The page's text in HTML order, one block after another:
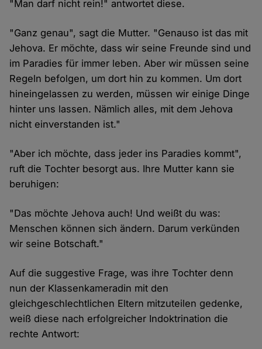
"Man darf nicht rein!" antwortet diese.
"Ganz genau", sagt die Mutter. "Genauso ist das mit
Jehova. Er möchte, dass wir seine Freunde sind und
im Paradies für immer leben. Aber wir müssen seine
Regeln befolgen, um dort hin zu kommen. Um dort
hineingelassen zu werden, müssen wir einige Dinge
hinter uns lassen. Nämlich alles, mit dem Jehova
nicht einverstanden ist."
"Aber ich möchte, dass jeder ins Paradies kommt",
ruft die Tochter besorgt aus. Ihre Mutter kann sie
beruhigen:
"Das möchte Jehova auch! Und weißt du was:
Menschen können sich ändern. Darum verkünden
wir seine Botschaft."
Auf die suggestive Frage, was ihre Tochter denn
nun der Klassenkameradin mit den
gleichgeschlechtlichen Eltern mitzuteilen gedenke,
weiß diese nach erfolgreicher Indoktrination die
rechte Antwort: